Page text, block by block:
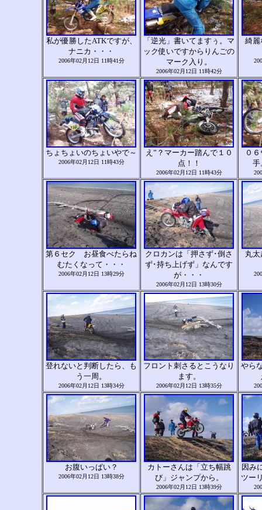
私が優勝したATKですが、
ナニカ・・・
2006年02月12日 11時41分
「逆光」書いてますぅ。マ
ック使いですからりんごの
マーク入り。
2006年02月12日 11時42分
綺麗
ちょちょいのちょいやで～
2006年02月12日 11時43分
え”？マーカー踏んで１０
点！！
2006年02月12日 11時43分
０
手
第６セク お昼食べたらね
むたくなって・・・
2006年02月12日 13時29分
クロカンは「押さず･倒さ
ず･持ち上げず」なんです
が・・・
2006年02月12日 13時30分
丸
登れないと判断したら、も
う一周。
2006年02月12日 13時34分
フロント刺さるとこうなり
ます。
2006年02月12日 13時35分
やら
お腹いっぱい？
2006年02月12日 13時38分
カトーさんは「立ち幅跳
び」ジャンプから。
2006年02月12日 13時39分
因み
ツー